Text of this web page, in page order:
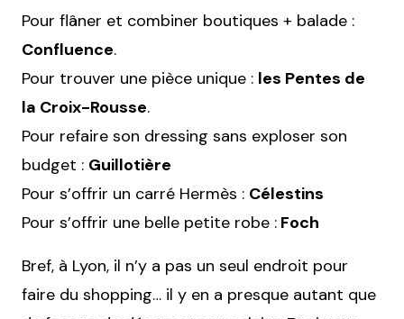
Pour flâner et combiner boutiques + balade :
Confluence.
Pour trouver une pièce unique : les Pentes de
la Croix-Rousse.
Pour refaire son dressing sans exploser son
budget : Guillotière
Pour s’offrir un carré Hermès : Célestins
Pour s’offrir une belle petite robe : Foch
Bref, à Lyon, il n’y a pas un seul endroit pour
faire du shopping… il y en a presque autant que